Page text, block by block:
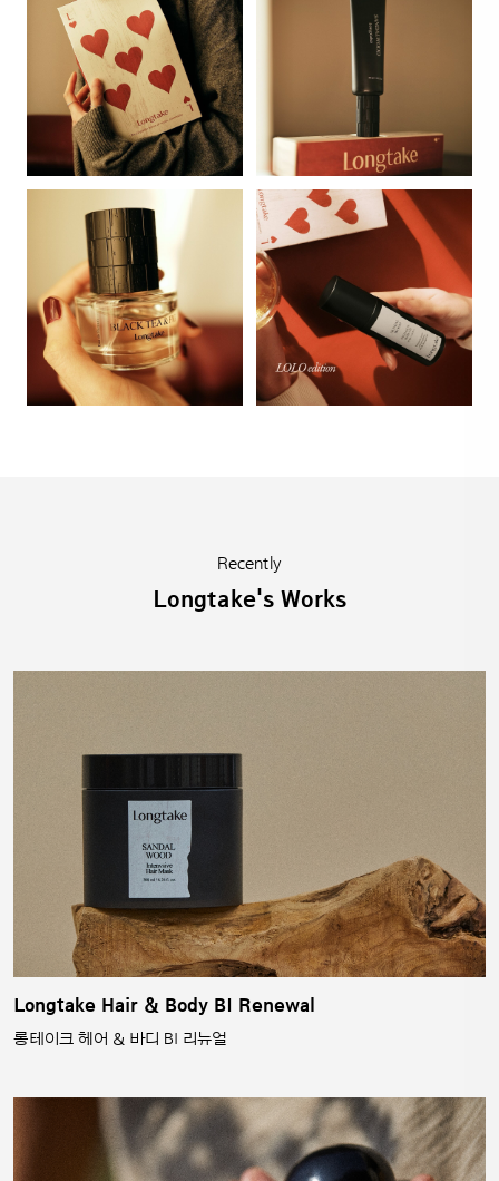
Recently
Longtake's Works
Longtake Hair & Body BI Renewal
롱테이크 헤어 & 바디 BI 리뉴얼